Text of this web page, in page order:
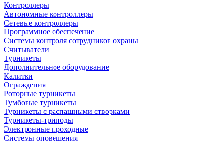
Контроллеры
Автономные контроллеры
Сетевые контроллеры
Программное обеспечение
Системы контроля сотрудников охраны
Считыватели
Турникеты
Дополнительное оборудование
Калитки
Ограждения
Роторные турникеты
Тумбовые турникеты
Турникеты с распашными створками
Турникеты-триподы
Электронные проходные
Системы оповещения